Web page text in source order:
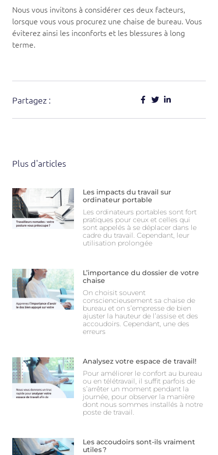
Nous vous invitons à considérer ces deux facteurs,
lorsque vous vous procurez une chaise de bureau. Vous
éviterez ainsi les inconforts et les blessures à long
terme.
Partagez :
Plus d'articles
Les impacts du travail sur
ordinateur portable
Les ordinateurs portables sont fort
pratiques pour ceux et celles qui
sont appelés à se déplacer dans le
cadre du travail. Cependant, leur
utilisation prolongée
L’importance du dossier de votre
chaise
On choisit souvent
consciencieusement sa chaise de
bureau et on s’empresse de bien
ajuster la hauteur de l’assise et des
accoudoirs. Cependant, une des
erreurs
Analysez votre espace de travail!
Pour améliorer le confort au bureau
ou en télétravail, il suffit parfois de
s’arrêter un moment pendant la
journée, pour observer la manière
dont nous sommes installés à notre
poste de travail.
Les accoudoirs sont-ils vraiment
utiles ?